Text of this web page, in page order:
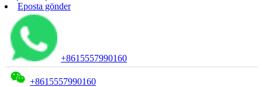
Eposta gönder
+8615557990160
+8615557990160